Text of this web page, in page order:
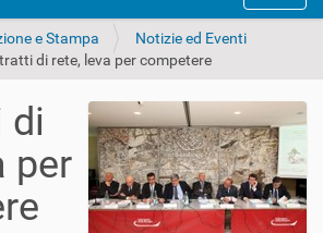
e Stampa
Notizie ed Eventi
di rete, leva per competere
di
per